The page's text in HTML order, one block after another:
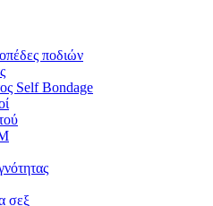
ποδιών
Self Bondage
σεξ